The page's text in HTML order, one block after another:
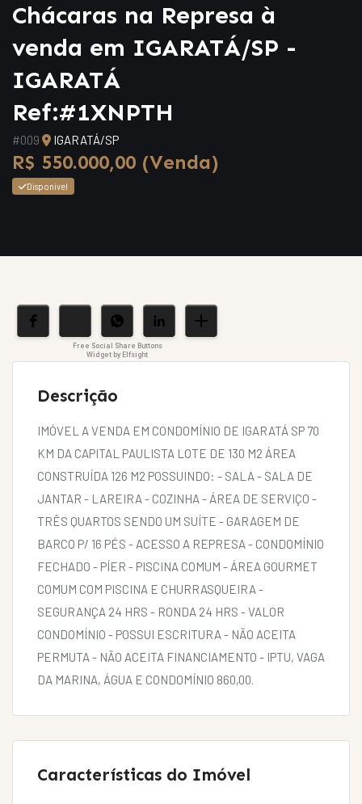
Chácaras na Represa à
venda em IGARATÁ/SP -
IGARATÁ
Ref:#1XNPTH
#009 IGARATÁ/SP
R$ 550.000,00 (Venda)
Disponível
Free Social Share Buttons
Widget by Elfsight
Descrição
IMÓVEL A VENDA EM CONDOMÍNIO DE IGARATÁ SP 70
KM DA CAPITAL PAULISTA LOTE DE 130 M2 ÁREA
CONSTRUÍDA 126 M2 POSSUINDO: - SALA - SALA DE
JANTAR - LAREIRA - COZINHA - ÁREA DE SERVIÇO -
TRÊS QUARTOS SENDO UM SUÍTE - GARAGEM DE
BARCO P/ 16 PÉS - ACESSO A REPRESA - CONDOMÍNIO
FECHADO - PÍER - PISCINA COMUM - ÁREA GOURMET
COMUM COM PISCINA E CHURRASQUEIRA -
SEGURANÇA 24 HRS - RONDA 24 HRS - VALOR
CONDOMÍNIO - POSSUI ESCRITURA - NÃO ACEITA
PERMUTA - NÃO ACEITA FINANCIAMENTO - IPTU, VAGA
DA MARINA, ÁGUA E CONDOMÍNIO 860,00.
Características do Imóvel